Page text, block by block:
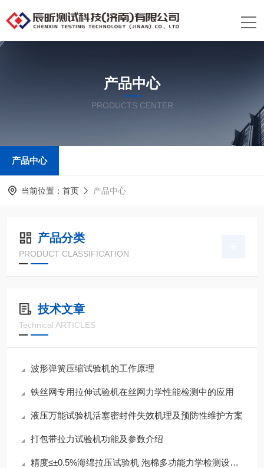
产品中心
PRODUCTS CENTER
产品中心
当前位置： 首页 产品中心
产品分类
PRODUCT CLASSIFICATION
技术文章
Technical ARTICLES
波形弹簧压缩试验机的工作原理
铁丝网专用拉伸试验机在丝网力学性能检测中的应用
液压万能试验机活塞密封件失效机理及预防性维护方案
打包带拉力试验机功能及参数介绍
精度≤±0.5%海绵拉压试验机 泡棉多功能力学检测设备参数一览